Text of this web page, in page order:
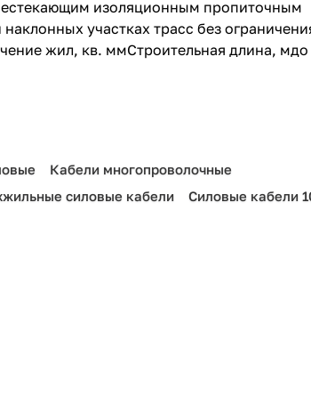
изоляционным пропиточным
участках трасс без
жил, кв. ммСтроительная длина, мдо
Кабели многопроволочные
силовые кабели
Силовые кабели